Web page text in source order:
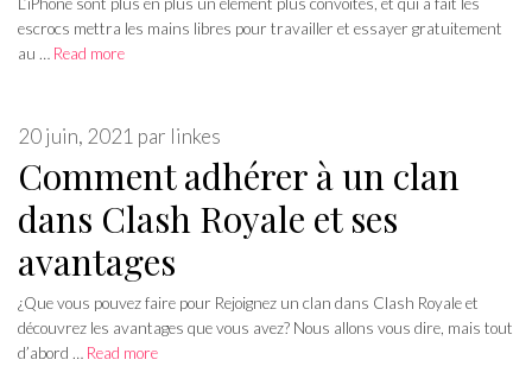
L’iPhone sont plus en plus un élément plus convoités, et qui a fait les
escrocs mettra les mains libres pour travailler et essayer gratuitement
au … Read more
Comment adhérer à un clan
dans Clash Royale et ses
avantages
20 juin, 2021 par linkes
¿Que vous pouvez faire pour Rejoignez un clan dans Clash Royale et
découvrez les avantages que vous avez? Nous allons vous dire, mais tout
d’abord … Read more